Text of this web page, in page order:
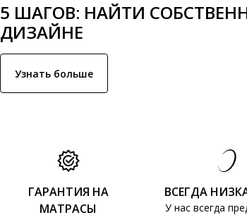
5 ШАГОВ: НАЙТИ
ДИЗАЙНЕ
Узнать больше
ГАРАНТИЯ НА
МАТРАСЫ
ВСЕГДА
У нас всегда